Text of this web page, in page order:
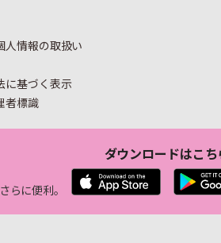
人情報の取扱い
に基づく表示
者標識
らに便利。
ダウンロードはこち